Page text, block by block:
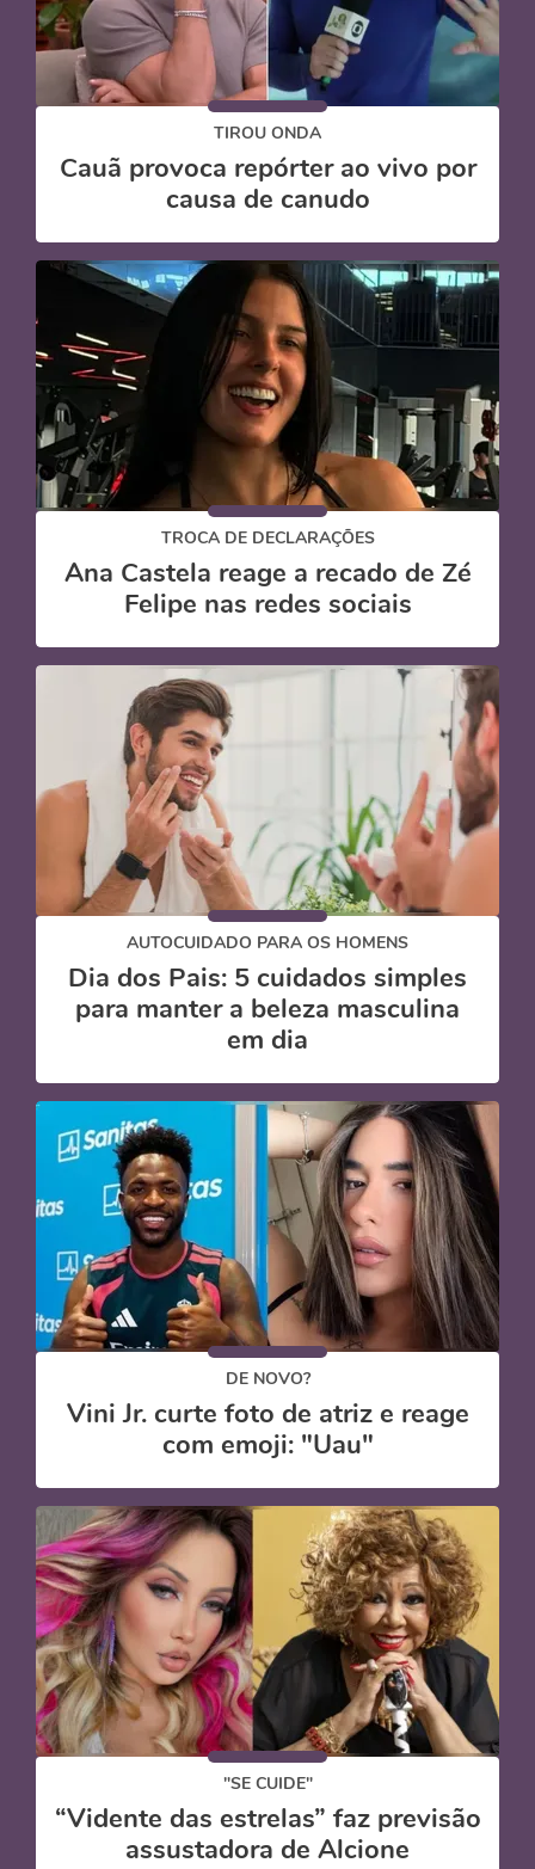
TIROU ONDA
Cauã provoca repórter ao vivo por
causa de canudo
TROCA DE DECLARAÇÕES
Ana Castela reage a recado de Zé
Felipe nas redes sociais
AUTOCUIDADO PARA OS HOMENS
Dia dos Pais: 5 cuidados simples
para manter a beleza masculina
em dia
DE NOVO?
Vini Jr. curte foto de atriz e reage
com emoji: "Uau"
"SE CUIDE"
“Vidente das estrelas” faz previsão
assustadora de Alcione